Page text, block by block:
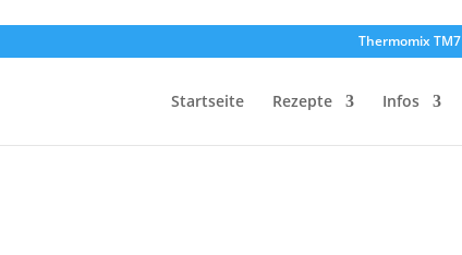
Thermomix TM7
Startseite Rezepte Infos